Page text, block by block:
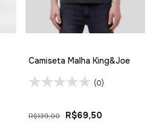
Camiseta Malha King&Joe
(0)
R$139,00 R$69,50